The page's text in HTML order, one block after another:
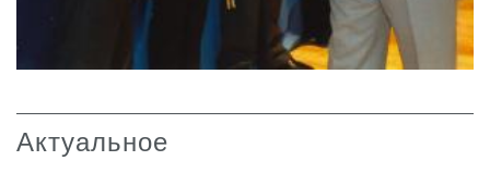
Актуальное